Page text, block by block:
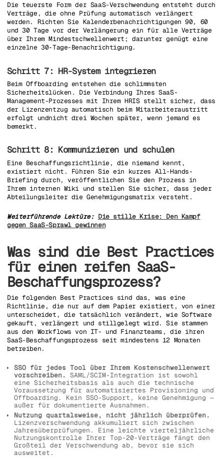
Die teuerste Form der SaaS-Verschwendung entsteht durch
Verträge, die ohne Prüfung automatisch verlängert
werden. Richten Sie Kalenderbenachrichtigungen 90, 60
und 30 Tage vor der Verlängerung ein für alle Verträge
über Ihrem Mindestschwellenwert; darunter genügt eine
einzelne 30-Tage-Benachrichtigung.
Schritt 7: HR-System integrieren
Beim Offboarding entstehen die schlimmsten
Sicherheitslücken. Die Verbindung Ihres SaaS-
Management-Prozesses mit Ihrem HRIS stellt sicher, dass
der Lizenzentzug automatisch beim Mitarbeiteraustritt
erfolgt undnicht drei Wochen später, wenn jemand es
bemerkt.
Schritt 8: Kommunizieren und schulen
Eine Beschaffungsrichtlinie, die niemand kennt,
existiert nicht. Führen Sie ein kurzes All-Hands-
Briefing durch, veröffentlichen Sie den Prozess in
Ihrem internen Wiki und stellen Sie sicher, dass jeder
Abteilungsleiter die Genehmigungsmatrix versteht.
Weiterführende Lektüre: Die stille Krise: Den Kampf
gegen SaaS-Sprawl gewinnen
Was sind die Best Practices
für einen reifen SaaS-
Beschaffungsprozess?
Die folgenden Best Practices sind das, was eine
Richtlinie, die nur auf dem Papier existiert, von einer
unterscheidet, die tatsächlich verändert, wie Software
gekauft, verlängert und stillgelegt wird. Sie stammen
aus den Workflows von IT- und Finanzteams, die ihren
SaaS-Beschaffungsprozess seit mindestens 12 Monaten
betreiben.
SSO für jedes Tool über Ihrem Kostenschwellenwert
vorschreiben. SAML/SCIM-Integration ist sowohl
eine Sicherheitsbasis als auch die technische
Voraussetzung für automatisiertes Provisioning und
Offboarding. Kein SSO-Support, keine Genehmigung —
außer für dokumentierte Ausnahmen.
Nutzung quartalsweise, nicht jährlich überprüfen.
Lizenzverschwendung akkumuliert sich zwischen
Jahresüberprüfungen. Eine leichte vierteljährliche
Nutzungskontrolle Ihrer Top-20-Verträge fängt den
Großteil der Verschwendung ab, bevor sie sich
ausweitet.